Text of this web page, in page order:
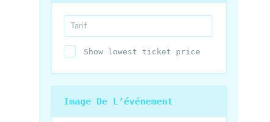
Show lowest ticket price
Image De L’événement